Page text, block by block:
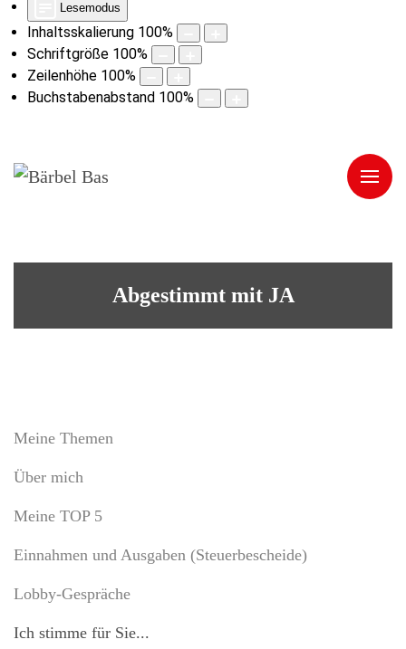
Lesemodus
Inhaltsskalierung 100%
Schriftgröße 100%
Zeilenhöhe 100%
Buchstabenabstand 100%
Abgestimmt mit JA
Meine Themen
Über mich
Meine TOP 5
Einnahmen und Ausgaben (Steuerbescheide)
Lobby-Gespräche
Ich stimme für Sie...